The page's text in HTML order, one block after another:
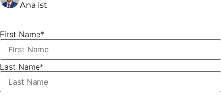
Analist
First Name*
Last Name*